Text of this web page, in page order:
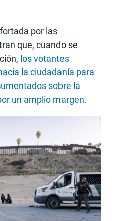
por las
que, cuando se
los votantes
la ciudadanía para
sobre la
un amplio margen.